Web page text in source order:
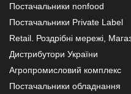
Постачальники nonfood
Постачальники Private Label
Retail. Роздрібні мережі,
Дистрибутори України
Агропромисловий комплекс
Постачальники обладнання